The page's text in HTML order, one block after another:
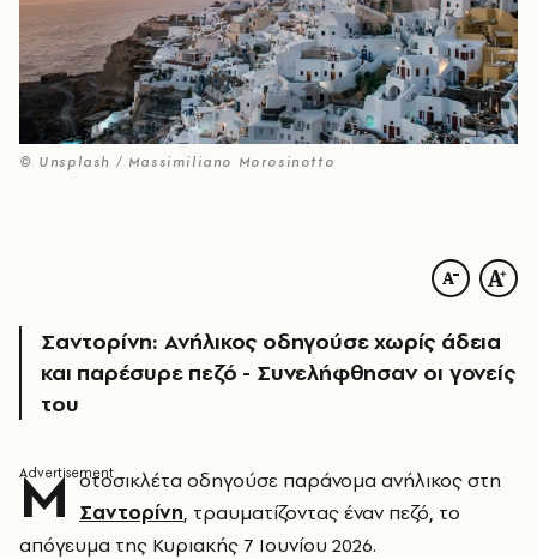
© Unsplash / Massimiliano Morosinotto
Σαντορίνη: Ανήλικος οδηγούσε χωρίς άδεια
και παρέσυρε πεζό - Συνελήφθησαν οι γονείς
του
Μ οτοσικλέτα οδηγούσε παράνομα ανήλικος στη
Σαντορίνη, τραυματίζοντας έναν πεζό, το
απόγευμα της Κυριακής 7 Ιουνίου 2026.